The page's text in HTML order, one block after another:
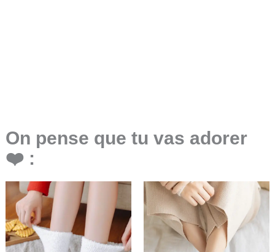
On pense que tu vas adorer
❤️ :